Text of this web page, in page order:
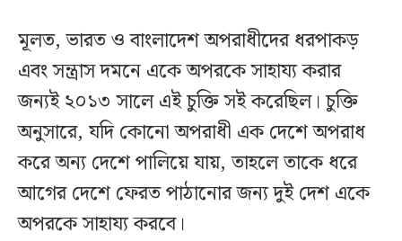
মূলত, ভারত ও বাংলাদেশ অপরাধীদের ধরপাকড়
এবং সন্ত্রাস দমনে একে অপরকে সাহায্য করার
জন্যই ২০১৩ সালে এই চুক্তি সই করেছিল। চুক্তি
অনুসারে, যদি কোনো অপরাধী এক দেশে অপরাধ
করে অন্য দেশে পালিয়ে যায়, তাহলে তাকে ধরে
আগের দেশে ফেরত পাঠানোর জন্য দুই দেশ একে
অপরকে সাহায্য করবে।